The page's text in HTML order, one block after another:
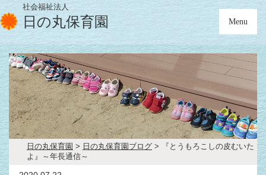
社会福祉法人
日の丸保育園 Menu
日の丸保育園 > 日の丸保育園ブログ >
『とうもろこしの皮むいた
よ』～年長通信～